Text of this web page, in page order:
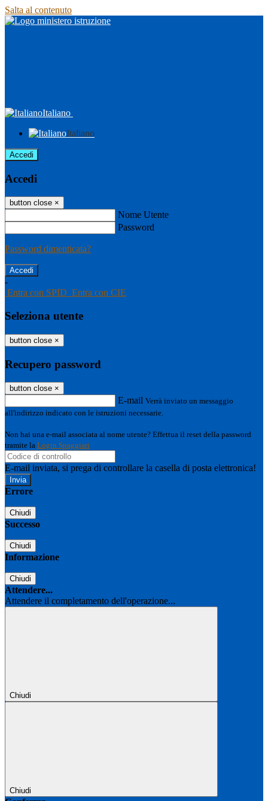
Salta al contenuto
Italiano
Italiano
Accedi
Accedi
button close ×
Nome Utente
Password
Password dimenticata?
-
Entra con SPID Entra con CIE
Seleziona utente
button close ×
Recupero password
button close ×
E-mail Verrà inviato un messaggio
all'indirizzo indicato con le istruzioni necessarie.
Non hai una e-mail associata al nome utente? Effettua il reset della password
tramite la Login Spaggiari
E-mail inviata, si prega di controllare la casella di posta elettronica!
Errore
Chiudi
Successo
Chiudi
Informazione
Chiudi
Attendere...
Attendere il completamento dell'operazione...
Chiudi
Chiudi